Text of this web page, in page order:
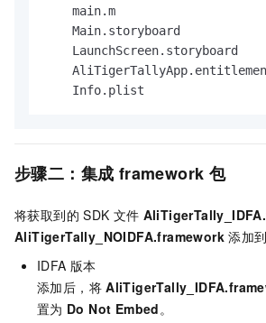
    main.m
    Main.storyboard
    LaunchScreen.storyboard
    Info.plist
步骤二：集成 framework 包
将获取到的 SDK 文件
AliTigerTally_NOIDFA.framework 添加
IDFA 版本
添加后，将
置为 Do Not Embed 。